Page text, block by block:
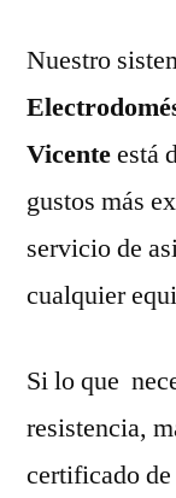
Nuestro
Vicenteestá
gustos más
servicio de
cualquier
Si lo que
resistencia,
certificado de